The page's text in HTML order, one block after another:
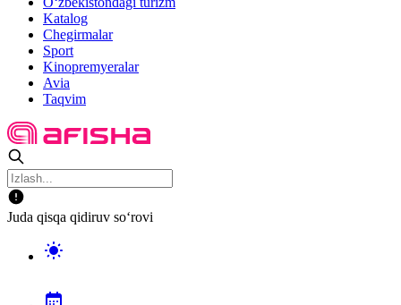
Katalog
Chegirmalar
Sport
Kinopremyeralar
Avia
Taqvim
Juda qisqa qidiruv so‘rovi